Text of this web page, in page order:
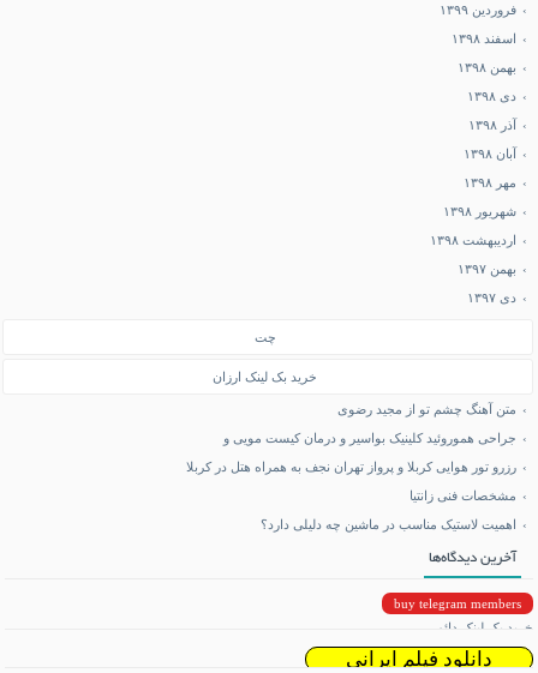
فروردین ۱۳۹۹
اسفند ۱۳۹۸
بهمن ۱۳۹۸
دی ۱۳۹۸
آذر ۱۳۹۸
آبان ۱۳۹۸
مهر ۱۳۹۸
شهریور ۱۳۹۸
اردیبهشت ۱۳۹۸
بهمن ۱۳۹۷
دی ۱۳۹۷
چت
خرید بک لینک ارزان
متن آهنگ چشم تو از مجید رضوی
جراحی هموروئید کلینیک بواسیر و درمان کیست مویی و
رزرو تور هوایی کربلا و پرواز تهران نجف به همراه هتل در کربلا
مشخصات فنی زانتیا
اهمیت لاستیک مناسب در ماشین چه دلیلی دارد؟
آخرین دیدگاه‌ها
buy telegram members
خرید بک لینک دائمی
دانلود فیلم ایرانی